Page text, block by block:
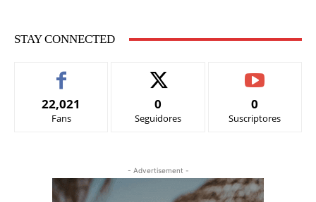
STAY CONNECTED
22,021
Fans
0
Seguidores
0
Suscriptores
- Advertisement -